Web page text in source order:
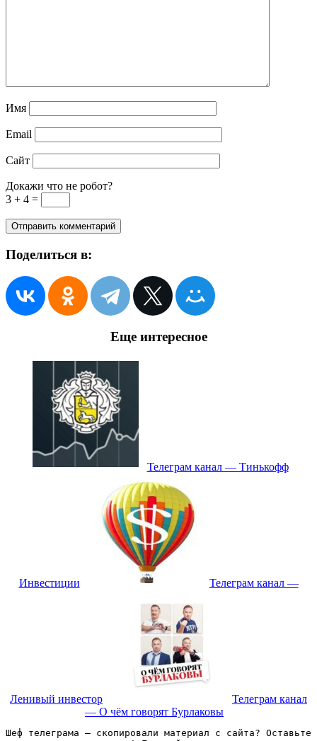
Имя
Email
Сайт
Докажи что не робот?
3 + 4 =
Поделиться в:
Еще интересное
Телеграм канал — Тинькофф
Инвестиции Телеграм канал —
Ленивый инвестор
Телеграм канал
— О чём говорят Бурлаковы
Шеф телеграма – скопировали материал с сайта? Оставьте